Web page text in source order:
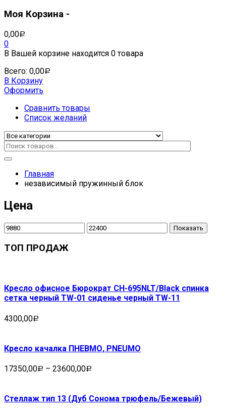
Моя Корзина -
0,00Р
0
В Вашей корзине находится 0 товара
Всего: 0,00Р
В Корзину
Оформить
Сравнить товары
Список желаний
Главная
независимый пружинный блок
Цена
Показать
ТОП ПРОДАЖ
Кресло офисное Бюрократ CH-695NLT/Black спинка
сетка черный TW-01 сиденье черный TW-11
4300,00Р
Кресло качалка ПНЕВМО, PNEUMO
17350,00Р – 23600,00Р
Стеллаж тип 13 (Дуб Сонома трюфель/Бежевый)